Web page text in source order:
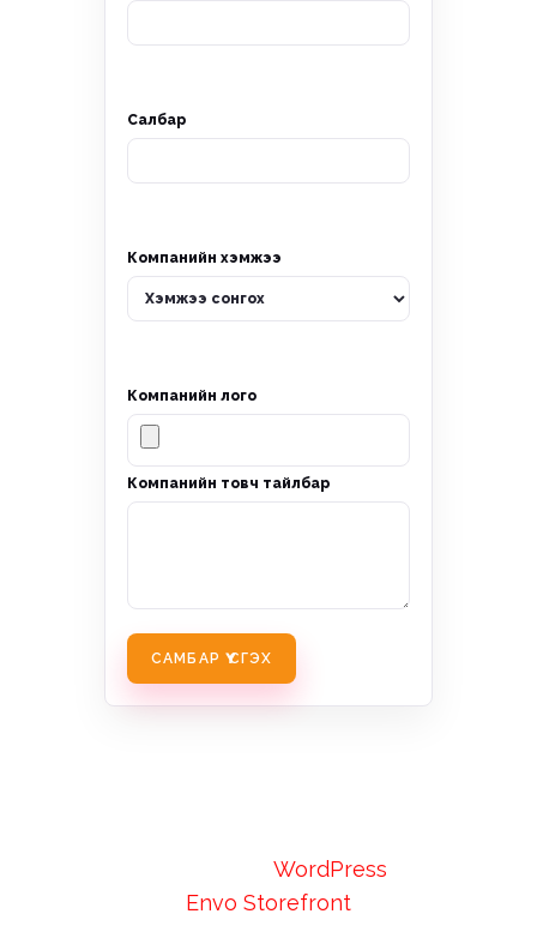
Салбар
Компанийн хэмжээ
Компанийн лого
Компанийн товч тайлбар
САМБАР ҮҮСГЭХ
WordPress
Envo Storefront